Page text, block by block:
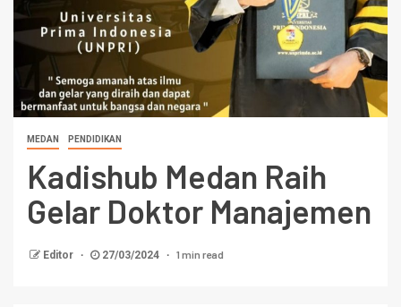
MEDAN PENDIDIKAN
Kadishub Medan Raih
Gelar Doktor Manajemen
Editor 27/03/2024 1 min read